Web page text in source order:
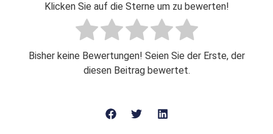
Klicken Sie auf die Sterne um zu bewerten!
Bisher keine Bewertungen! Seien Sie der Erste, der
diesen Beitrag bewertet.